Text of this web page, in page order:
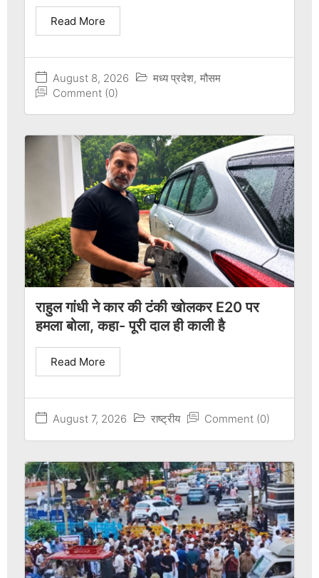
August 8, 2026 मध्य प्रदेश, मौसम
Comment (0)
Read More
राहुल गांधी ने कार की टंकी खोलकर E20 पर
हमला बोला, कहा- पूरी दाल ही काली है
August 7, 2026 राष्ट्रीय Comment (0)
Read More